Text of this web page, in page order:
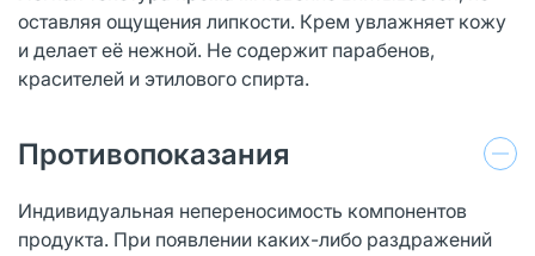
оставляя ощущения липкости. Крем увлажняет кожу
и делает её нежной. Не содержит парабенов,
красителей и этилового спирта.
Противопоказания
Индивидуальная непереносимость компонентов
продукта. При появлении каких-либо раздражений